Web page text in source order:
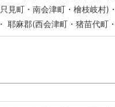
見町・南会津町・檜枝岐村)
耶麻郡(西会津町・猪苗代町